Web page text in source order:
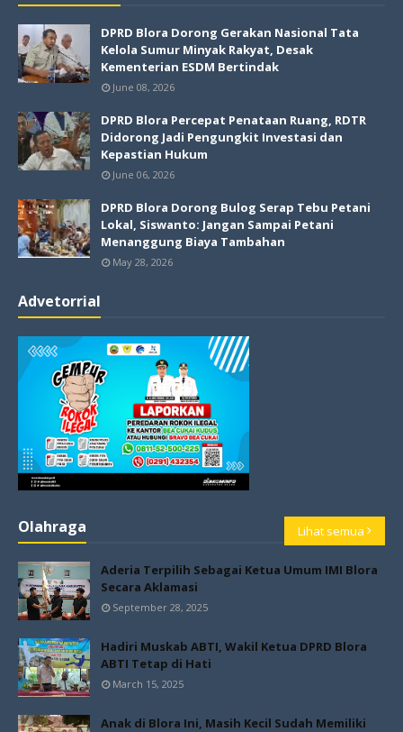
DPRD Blora Dorong Gerakan Nasional Tata
Kelola Sumur Minyak Rakyat, Desak
Kementerian ESDM Bertindak
June 08, 2026
DPRD Blora Percepat Penataan Ruang, RDTR
Didorong Jadi Pengungkit Investasi dan
Kepastian Hukum
June 06, 2026
DPRD Blora Dorong Bulog Serap Tebu Petani
Lokal, Siswanto: Jangan Sampai Petani
Menanggung Biaya Tambahan
May 28, 2026
Advetorrial
Olahraga Lihat semua
Aderia Terpilih Sebagai Ketua Umum IMI Blora
Secara Aklamasi
September 28, 2025
Hadiri Muskab ABTI, Wakil Ketua DPRD Blora
ABTI Tetap di Hati
March 15, 2025
Anak di Blora Ini, Masih Kecil Sudah Memiliki